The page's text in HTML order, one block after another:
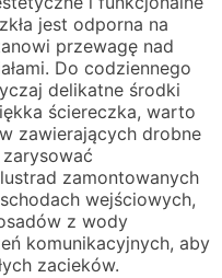
jest odporna na
przewagę nad
Do codziennego
delikatne środki
ściereczka, warto
zawierających drobne
zamontowanych
wejściowych,
z wody
komunikacyjnych, aby
zacieków.